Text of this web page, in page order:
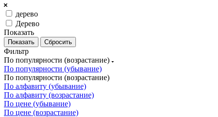
дерево
Дерево
Показать
Сбросить
Фильтр
По популярности (возрастание)
По популярности (убывание)
По популярности (возрастание)
По алфавиту (убывание)
По алфавиту (возрастание)
По цене (убывание)
По цене (возрастание)